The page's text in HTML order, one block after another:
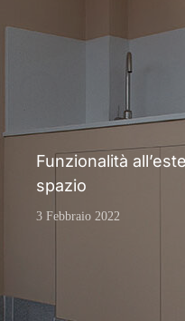
Funzionalità
spazio
3 Febbraio 2022